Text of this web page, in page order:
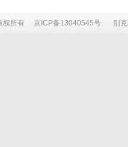
权所有 京ICP备13040545号 别